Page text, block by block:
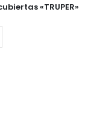
«TRUPER»